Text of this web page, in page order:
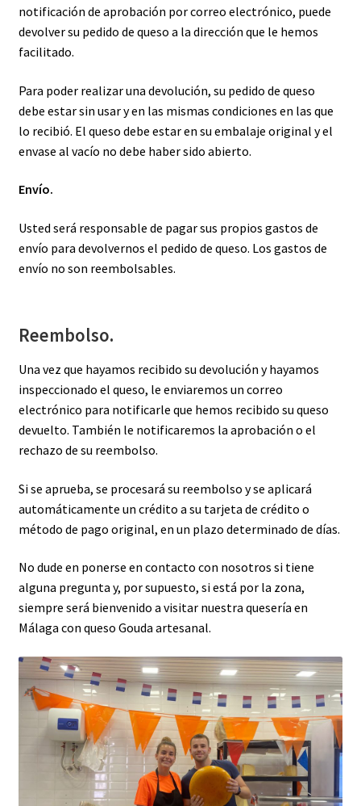
notificación de aprobación por correo electrónico, puede
devolver su pedido de queso a la dirección que le hemos
facilitado.
Para poder realizar una devolución, su pedido de queso
debe estar sin usar y en las mismas condiciones en las que
lo recibió. El queso debe estar en su embalaje original y el
envase al vacío no debe haber sido abierto.
Envío.
Usted será responsable de pagar sus propios gastos de
envío para devolvernos el pedido de queso. Los gastos de
envío no son reembolsables.
Reembolso.
Una vez que hayamos recibido su devolución y hayamos
inspeccionado el queso, le enviaremos un correo
electrónico para notificarle que hemos recibido su queso
devuelto. También le notificaremos la aprobación o el
rechazo de su reembolso.
Si se aprueba, se procesará su reembolso y se aplicará
automáticamente un crédito a su tarjeta de crédito o
método de pago original, en un plazo determinado de días.
No dude en ponerse en contacto con nosotros si tiene
alguna pregunta y, por supuesto, si está por la zona,
siempre será bienvenido a visitar nuestra quesería en
Málaga con queso Gouda artesanal.